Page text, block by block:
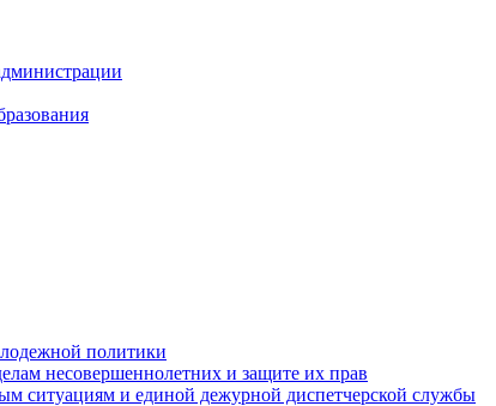
политики
несовершеннолетних и защите их прав
ситуациям и единой дежурной диспетчерской службы